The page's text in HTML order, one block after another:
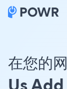
在您的